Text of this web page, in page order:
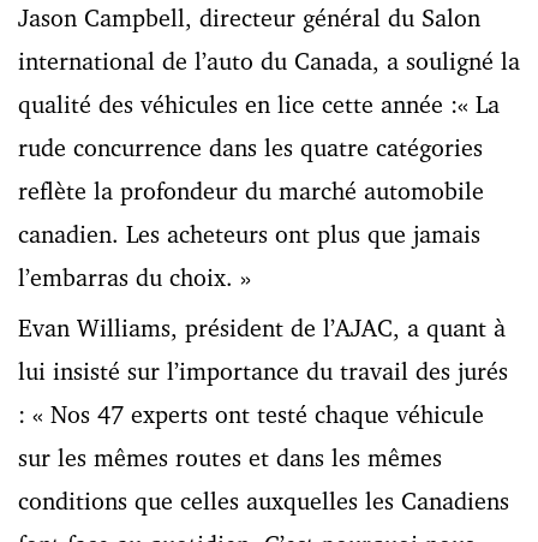
Jason Campbell, directeur général du Salon
international de l’auto du Canada, a souligné la
qualité des véhicules en lice cette année :« La
rude concurrence dans les quatre catégories
reflète la profondeur du marché automobile
canadien. Les acheteurs ont plus que jamais
l’embarras du choix. »
Evan Williams, président de l’AJAC, a quant à
lui insisté sur l’importance du travail des jurés
: « Nos 47 experts ont testé chaque véhicule
sur les mêmes routes et dans les mêmes
conditions que celles auxquelles les Canadiens